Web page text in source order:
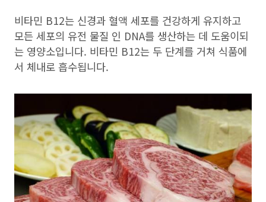
비타민 B12는 신경과 혈액 세포를 건강하게 유지하고
모든 세포의 유전 물질 인 DNA를 생산하는 데 도움이되
는 영양소입니다. 비타민 B12는 두 단계를 거쳐 식품에
서 체내로 흡수됩니다.